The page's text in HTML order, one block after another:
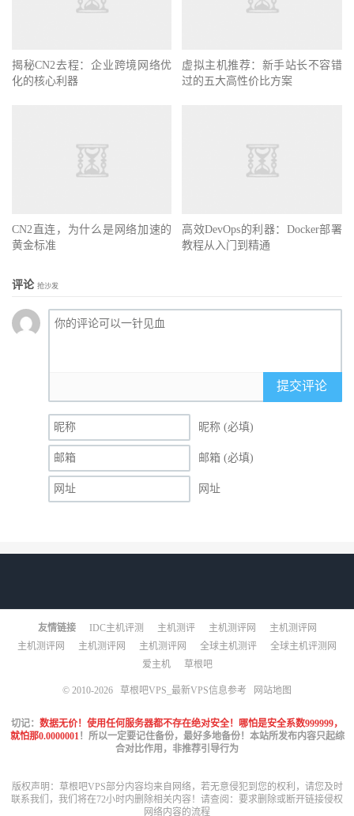
揭秘CN2去程：企业跨境网络优
化的核心利器
虚拟主机推荐：新手站长不容错
过的五大高性价比方案
CN2直连，为什么是网络加速的
黄金标准
高效DevOps的利器：Docker部署
教程从入门到精通
评论 抢沙发
提交评论
昵称 (必填)
邮箱 (必填)
网址
友情链接 IDC主机评测 主机测评 主机测评网
主机测评网
主机测评网
主机测评网 主机测评网 全球主机测评
全球主机评测网
爱主机
草根吧
© 2010-2026 草根吧VPS_最新VPS信息参考 网站地图
切记： 数据无价！使用任何服务器都不存在绝对安全！哪怕是安全系数999999，
就怕那0.0000001！所以一定要记住备份，最好多地备份！本站所发布内容只起综
合对比作用，非推荐引导行为
版权声明：草根吧VPS部分内容均来自网络，若无意侵犯到您的权利，请您及时
联系我们，我们将在72小时内删除相关内容！请查阅： 要求删除或断开链接侵权
网络内容的流程